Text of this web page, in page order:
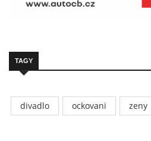
TAGY
divadlo ockovani zeny